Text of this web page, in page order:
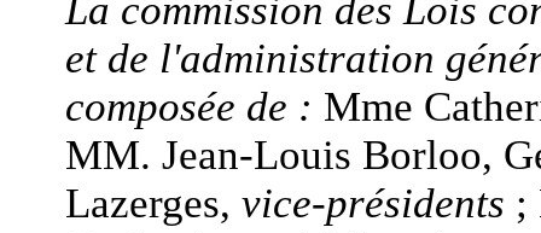
La commission des Lois
et de l'administration
composée de : Mme
MM. Jean-Louis Borloo,
Lazerges, vice-présidents ;